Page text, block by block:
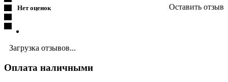
Нет оценок Оставить отзыв
Загрузка отзывов...
Оплата наличными